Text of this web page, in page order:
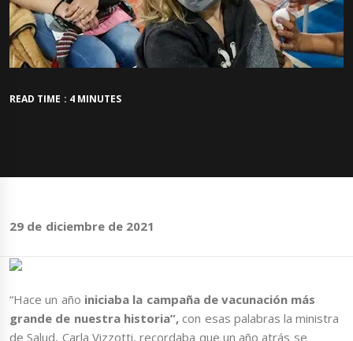
READ TIME : 4 MINUTES
29 de diciembre de 2021
“Hace un año iniciaba la campaña de vacunación más
grande de nuestra historia”,con esas palabras la ministra
de Salud, Carla Vizzotti, recordaba que un año atrás se